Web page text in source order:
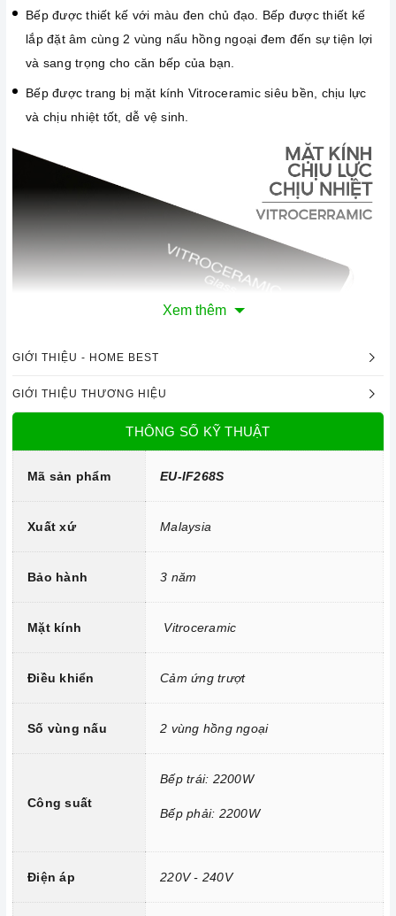
Bếp được thiết kế với màu đen chủ đạo. Bếp được thiết kế
lắp đặt âm cùng 2 vùng nấu hồng ngoại đem đến sự tiện lợi
và sang trọng cho căn bếp của bạn.
Bếp được trang bị mặt kính Vitroceramic siêu bền, chịu lực
và chịu nhiệt tốt, dễ vệ sinh.
Công nghệ hiện đại
Đầu đốt EGO
Công nghệ biến tần INVERTER tiết kiệm 40% điện năng.
Trang bị 9 dải công suất nấu.
Công nghệ hiện đại
Tính năng vượt trội
Chức năng Khóa trẻ em:
ngợm bấm lung tung làm thay đổi chương trình nấu gây nguy
hiểm.
Xem thêm
GIỚI THIỆU - HOME BEST
GIỚI THIỆU THƯƠNG HIỆU
THÔNG SỐ KỸ THUẬT
Mã sản phẩm EU-IF268S
Xuất xứ Malaysia
Bảo hành 3 năm
Mặt kính Vitroceramic
Điều khiển Cảm ứng trượt
Số vùng nấu 2 vùng hồng ngoại
Công suất
Bếp trái: 2200W
Bếp phải: 2200W
Điện áp 220V - 240V